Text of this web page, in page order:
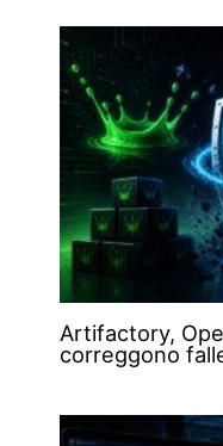
Artifactory,
correggono